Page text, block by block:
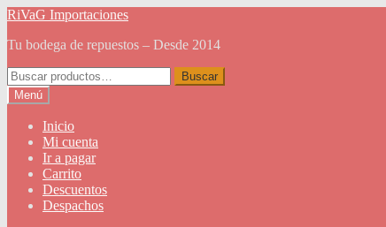
Ir
la
Ir
contenido
RiVaG Importaciones
Tu bodega de repuestos – Desde 2014
Buscar
por:
Buscar
Menú
Inicio
Mi cuenta
Ir a pagar
Carrito
Descuentos
Despachos